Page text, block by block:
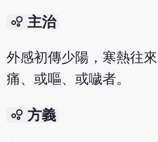
bubble_chart 主治
外感初傳少陽，寒熱往
痛、或嘔、或噦者。
bubble_chart 方義